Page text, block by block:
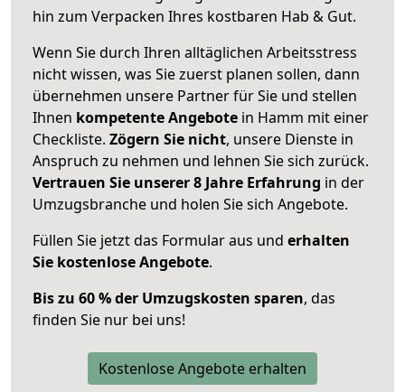
hin zum Verpacken Ihres kostbaren Hab & Gut.
Wenn Sie durch Ihren alltäglichen Arbeitsstress
nicht wissen, was Sie zuerst planen sollen, dann
übernehmen unsere Partner für Sie und stellen
Ihnen kompetente Angebote in Hamm mit einer
Checkliste. Zögern Sie nicht, unsere Dienste in
Anspruch zu nehmen und lehnen Sie sich zurück.
Vertrauen Sie unserer 8 Jahre Erfahrung in der
Umzugsbranche und holen Sie sich Angebote.
Füllen Sie jetzt das Formular aus und erhalten
Sie kostenlose Angebote.
Bis zu 60 % der Umzugskosten sparen, das
finden Sie nur bei uns!
Kostenlose Angebote erhalten